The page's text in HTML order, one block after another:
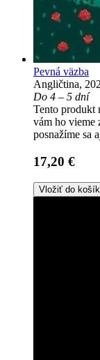
Pevná väzba
Angličtina,
Do 4 – 5 dní
Tento produkt
vám ho vieme
posnažíme sa
17,20 €
Vložiť do